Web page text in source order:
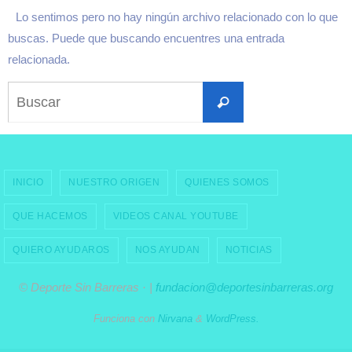
Lo sentimos pero no hay ningún archivo relacionado con lo que
buscas. Puede que buscando encuentres una entrada
relacionada.
Buscar
INICIO NUESTRO ORIGEN QUIENES SOMOS
QUE HACEMOS VIDEOS CANAL YOUTUBE
QUIERO AYUDAROS NOS AYUDAN NOTICIAS
© Deporte Sin Barreras · | fundacion@deportesinbarreras.org
Funciona con Nirvana& WordPress.